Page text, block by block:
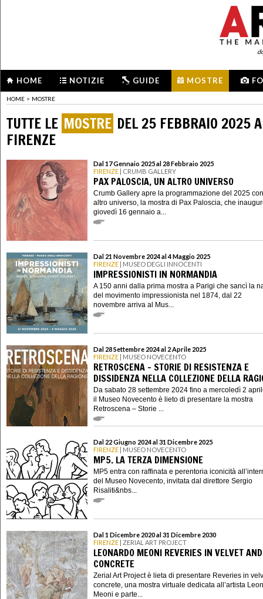
HOME NOTIZIE GUIDE MOSTRE
HOME > MOSTRE
TUTTE LE MOSTRE DEL 25 FEBBRAIO 2025 A
FIRENZE
Dal 17 Gennaio 2025 al 28 Febbraio 2025
FIRENZE | CRUMB GALLERY
PAX PALOSCIA, UN ALTRO UNIVERSO
Crumb Gallery apre la programmazione del 2025
altro universo, la mostra di Pax Paloscia, che
giovedì 16 gennaio a...
Dal 21 Novembre 2024 al 4 Maggio 2025
FIRENZE | MUSEO DEGLI INNOCENTI
IMPRESSIONISTI IN NORMANDIA
A 150 anni dalla prima mostra a Parigi che sancì la
del movimento impressionista nel 1874, dal 22
novembre arriva al Mus...
Dal 28 Settembre 2024 al 2 Aprile 2025
FIRENZE | MUSEO NOVECENTO
RETROSCENA – STORIE DI RESISTENZA E
DISSIDENZA NELLA COLLEZIONE DELLA
Da sabato 28 settembre 2024 fino a mercoledì 2
il Museo Novecento è lieto di presentare la mostra
Retroscena – Storie ...
Dal 22 Giugno 2024 al 31 Dicembre 2025
FIRENZE | MUSEO NOVECENTO
MP5. LA TERZA DIMENSIONE
MP5 entra con raffinata e perentoria iconicità
del Museo Novecento, invitata dal direttore Sergio
Risaliti&nbs...
Dal 1 Dicembre 2020 al 31 Dicembre 2030
FIRENZE | ZERIAL ART PROJECT
LEONARDO MEONI REVERIES IN VELVET AND
CONCRETE
Zerial Art Project è lieta di presentare Reveries in
concrete, una mostra virtuale dedicata all’artista
Meoni e parte...